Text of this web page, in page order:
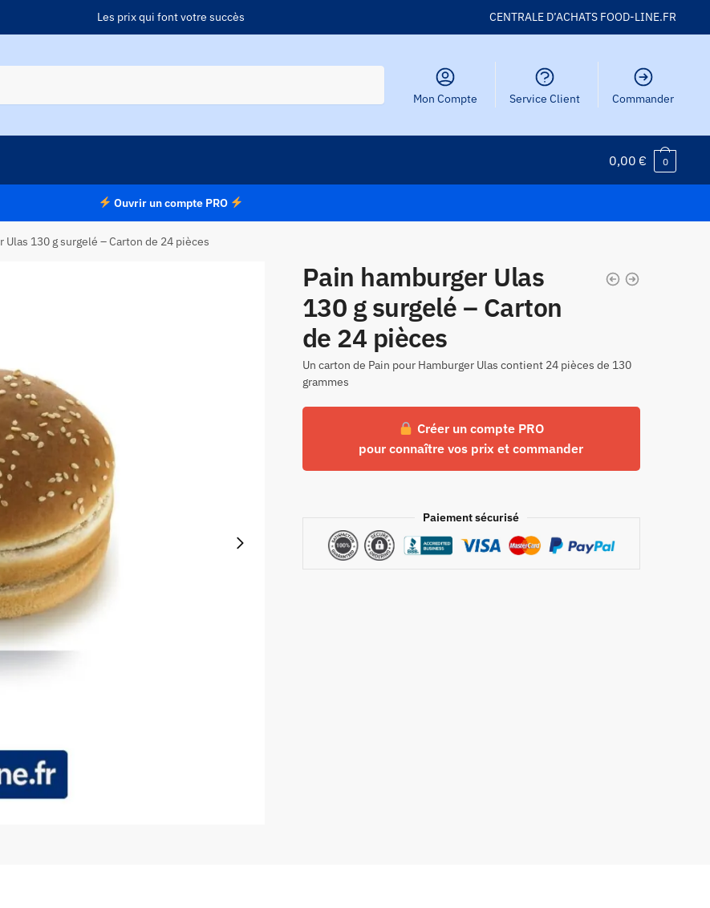
Les prix qui font votre succès CENTRALE D’ACHATS FOOD-LINE.FR
Mon Compte Service Client Commander
0,00 € 0
Ouvrir un compte PRO
Ulas 130 g surgelé – Carton de 24 pièces
Pain hamburger Ulas
130 g surgelé – Carton
de 24 pièces
Un carton de Pain pour Hamburger Ulas contient 24 pièces de 130
grammes
Créer un compte PRO
pour connaître vos prix et commander
Paiement sécurisé